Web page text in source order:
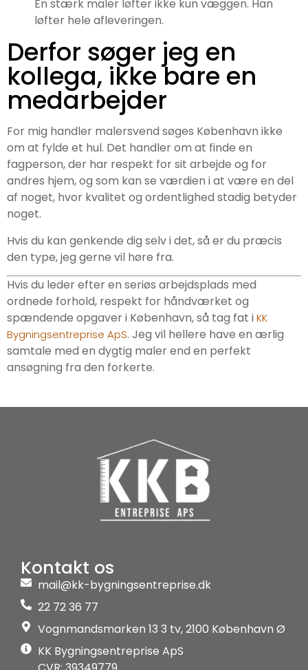
En stærk maler løfter ikke kun væggen. Han
løfter hele afleveringen.
Derfor søger jeg en
kollega, ikke bare en
medarbejder
For mig handler malersvend søges København ikke
om at fylde et hul. Det handler om at finde en
fagperson, der har respekt for sit arbejde og for
andres hjem, og som kan se værdien i at være en del
af noget, hvor kvalitet og ordentlighed stadig betyder
noget.
Hvis du kan genkende dig selv i det, så er du præcis
den type, jeg gerne vil høre fra.
Hvis du leder efter en seriøs arbejdsplads med
ordnede forhold, respekt for håndværket og
spændende opgaver i København, så tag fat iKK
Bygningsentreprise ApS. Jeg vil hellere have en ærlig
samtale med en dygtig maler end en perfekt
ansøgning fra den forkerte.
Kontakt os
mail@kk-bygningsentreprise.dk
22 72 36 77
Vognmandsmarken 13 3 tv, 2100 København Ø
KK Bygningsentreprise ApS